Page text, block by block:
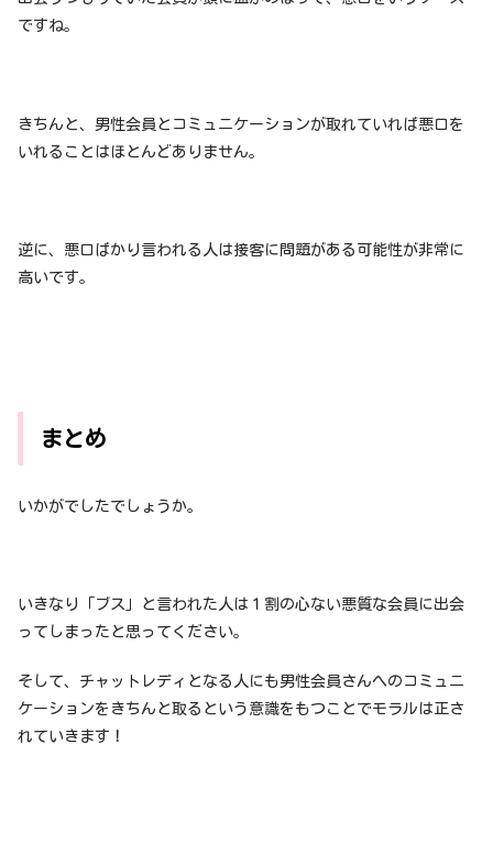
ですね。
きちんと、男性会員とコミュニケーションが取れていれば悪口を
いれることはほとんどありません。
逆に、悪口ばかり言われる人は接客に問題がある可能性が非常に
高いです。
まとめ
いかがでしたでしょうか。
いきなり「ブス」と言われた人は１割の心ない悪質な会員に出会
ってしまったと思ってください。
そして、チャットレディとなる人にも男性会員さんへのコミュニ
ケーションをきちんと取るという意識をもつことでモラルは正さ
れていきます！